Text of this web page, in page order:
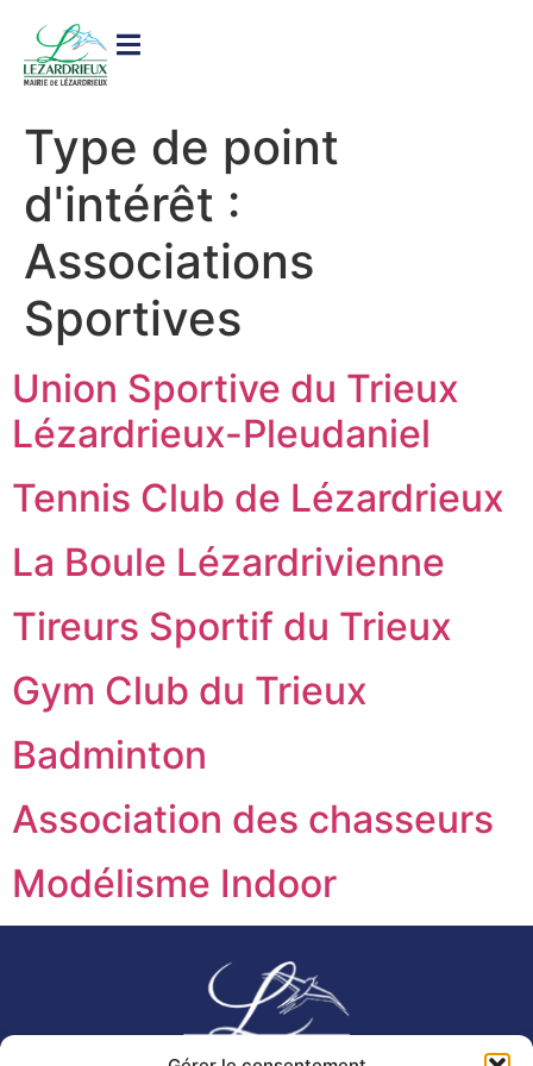
principal
Type de point
d'intérêt :
Associations
Sportives
Union Sportive du Trieux
Lézardrieux-Pleudaniel
Tennis Club de Lézardrieux
La Boule Lézardrivienne
Tireurs Sportif du Trieux
Gym Club du Trieux
Badminton
Association des chasseurs
Modélisme Indoor